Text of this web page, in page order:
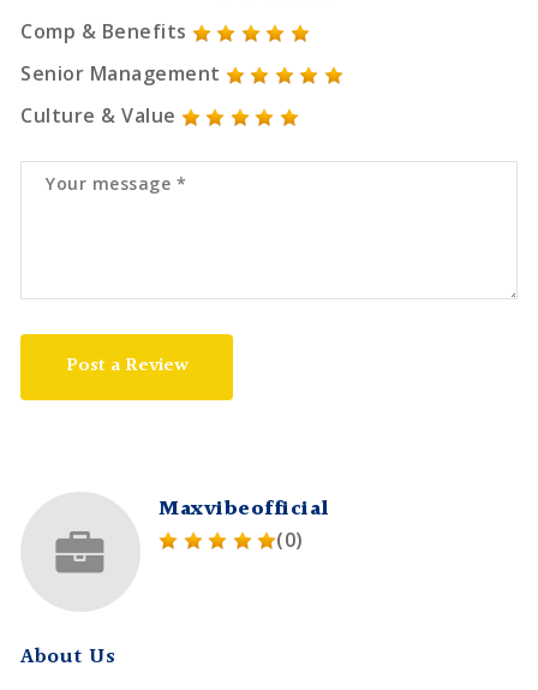
Comp & Benefits
Senior Management
Culture & Value
Post a Review
Maxvibeofficial
(0)
About Us